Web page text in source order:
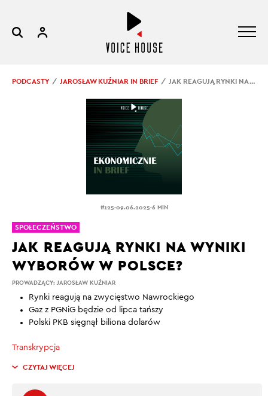
PODCASTY JAROSŁAW KUŹNIAR IN BRIEF JAK REAGUJĄ RYNKI NA WYNIKI WYBORÓW W POLSCE?
#125.09.06.2025.6 MIN
PROWADZĄCY: JAROSŁAW KUŹNIAR
JAK REAGUJĄ RYNKI NA WYNIKI
WYBORÓW W POLSCE?
Rynki reagują na zwycięstwo Nawrockiego
Gaz z PGNiG będzie od lipca tańszy
Polski PKB sięgnął biliona dolarów
Transkrypcja
CZYTAJ WIĘCEJ
SPOŁECZEŃSTWO